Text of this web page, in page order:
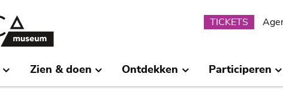
TICKETS
Zien & doen Ontdekken Participeren